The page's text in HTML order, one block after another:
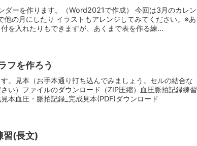
ダーを作ります。（Word2021で作成） 今回は3月のカレン
他の月にしたり イラストもアレンジしてみてください。※あ
を入れたりもできますが、あくまで表を作る練...
フを作ろう
。見本（お手本通り打ち込んでみましょう。セルの結合な
い）ファイルのダウンロード（ZIP圧縮）血圧脈拍記録練習
本血圧・脈拍記録_完成見本(PDF)ダウンロード
(長文)